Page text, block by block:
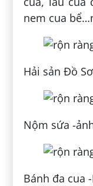
nem cua
Hải sản Đồ
Nộm sứa -
Bánh đa cua